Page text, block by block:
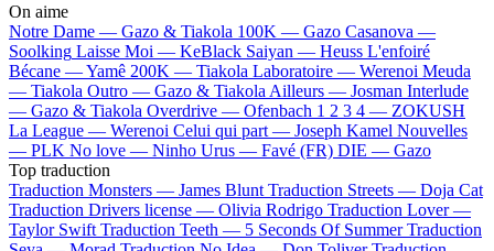
On aime
Notre Dame — Gazo & Tiakola 100K — Gazo Casanova —
Soolking Laisse Moi — KeBlack Saiyan — Heuss L'enfoiré
Bécane —Yamê 200K — Tiakola Laboratoire — Werenoi Meuda
— Tiakola Outro — Gazo & Tiakola Ailleurs — Josman Interlude
— Gazo & Tiakola Overdrive — Ofenbach 1 2 3 4 — ZOKUSH
La League — Werenoi Celui qui part — Joseph Kamel Nouvelles
— PLK No love — Ninho Urus — Favé (FR) DIE — Gazo
Top traduction
Traduction Monsters — James Blunt Traduction Streets — Doja Cat
Traduction Drivers license — Olivia Rodrigo Traduction Lover —
Taylor Swift Traduction Teeth — 5 Seconds Of Summer Traduction